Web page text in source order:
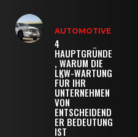
AUTOMOTIVE
4
HAUPTGRÜNDE
, WARUM DIE
LKW-WARTUNG
FÜR IHR
UNTERNEHMEN
VON
ENTSCHEIDEND
ER BEDEUTUNG
IST